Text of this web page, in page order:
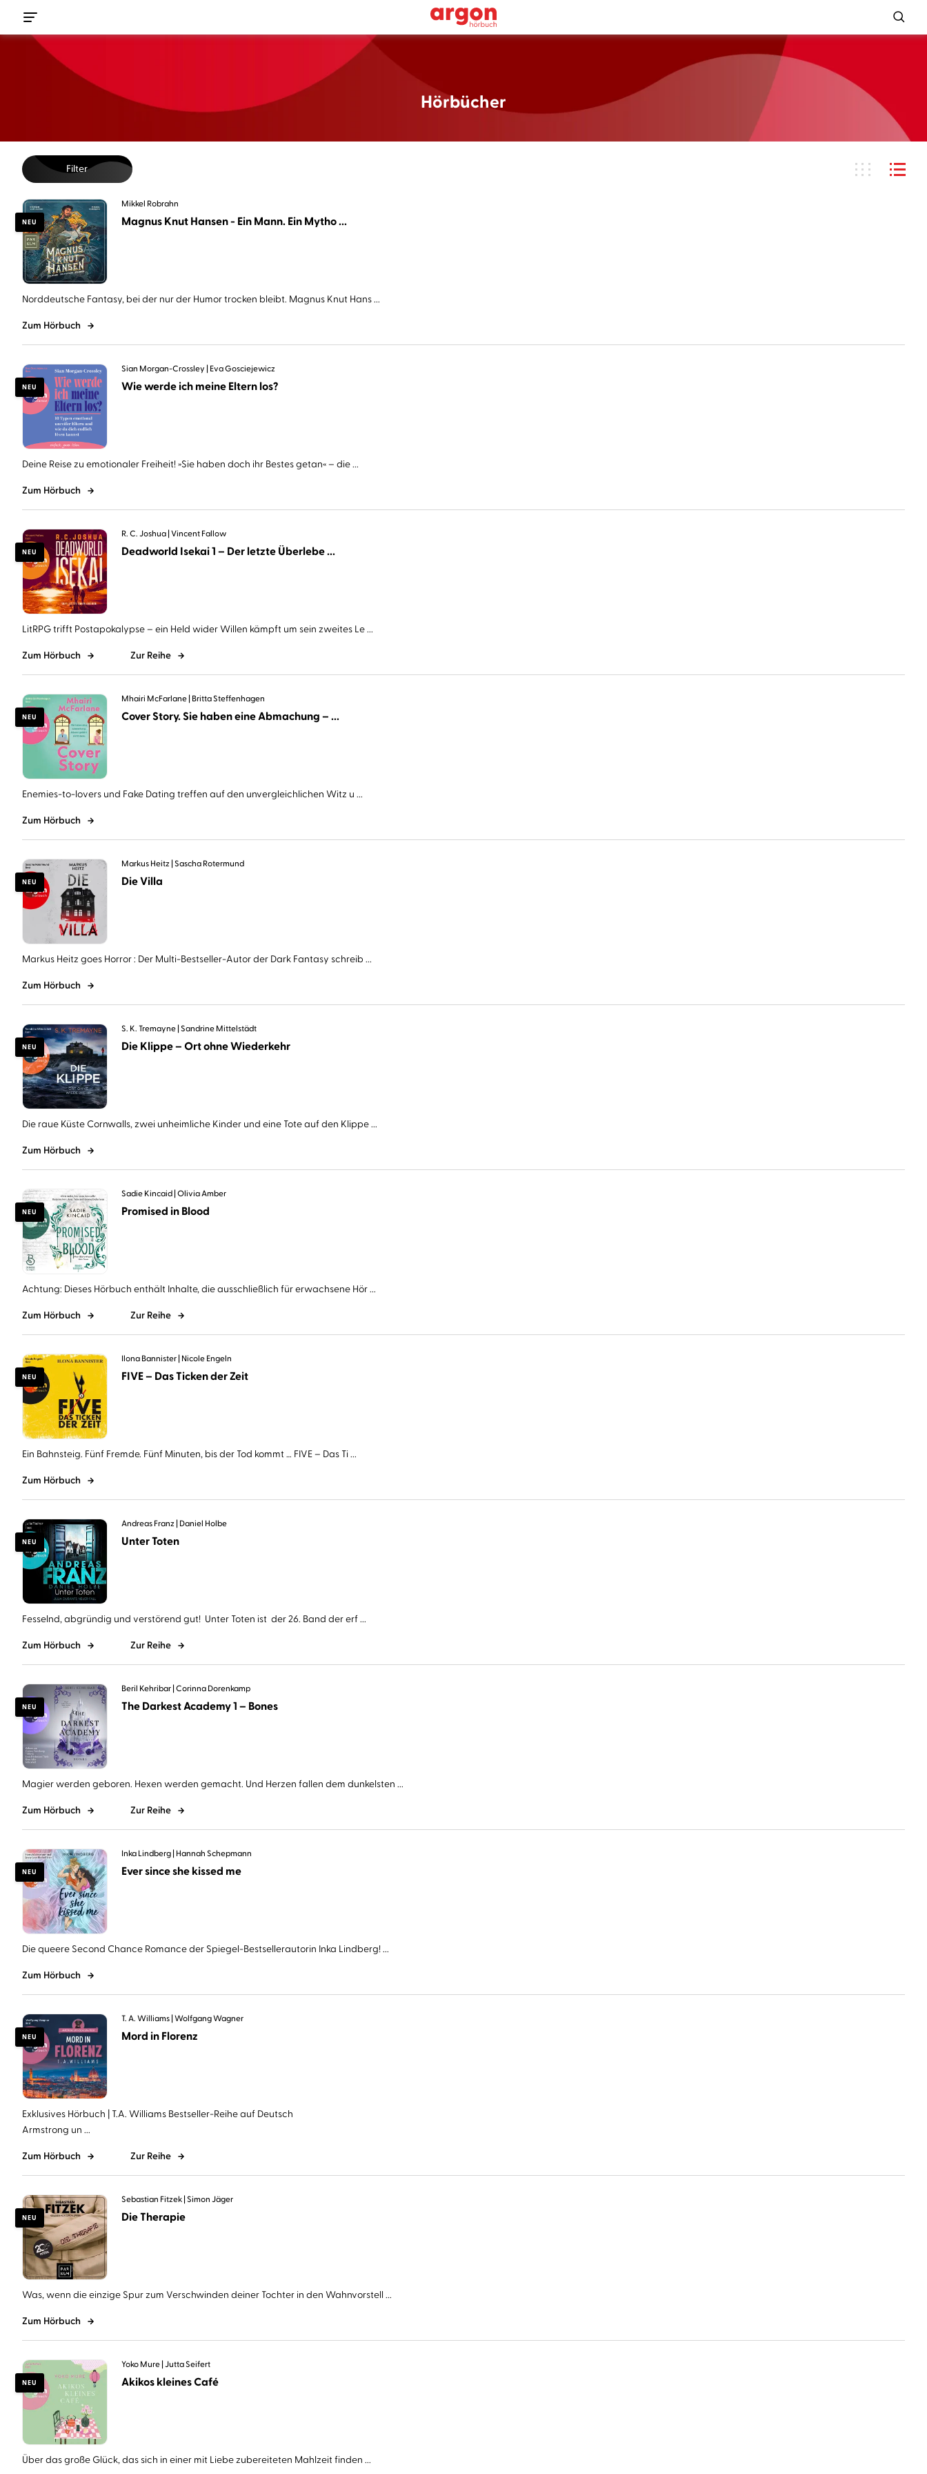
Hörbücher
Filter
NEU
Mikkel Robrahn
Magnus Knut Hansen - Ein Mann. Ein Mytho ...
Norddeutsche Fantasy, bei der nur der Humor trocken bleibt. Magnus Knut Hans ...
Zum Hörbuch
NEU
Sian Morgan-Crossley Eva Gosciejewicz
Wie werde ich meine Eltern los?
Deine Reise zu emotionaler Freiheit! »Sie haben doch ihr Bestes getan« – die ...
Zum Hörbuch
NEU
R. C. Joshua Vincent Fallow
Deadworld Isekai 1 – Der letzte Überlebe ...
LitRPG trifft Postapokalypse – ein Held wider Willen kämpft um sein zweites Le ...
Zum Hörbuch Zur Reihe
NEU
Mhairi McFarlane Britta Steffenhagen
Cover Story. Sie haben eine Abmachung – ...
Enemies-to-lovers und Fake Dating treffen auf den unvergleichlichen Witz u ...
Zum Hörbuch
NEU
Markus Heitz Sascha Rotermund
Die Villa
Markus Heitz goes Horror : Der Multi-Bestseller-Autor der Dark Fantasy schreib ...
Zum Hörbuch
NEU
S. K. Tremayne Sandrine Mittelstädt
Die Klippe – Ort ohne Wiederkehr
Die raue Küste Cornwalls, zwei unheimliche Kinder und eine Tote auf den Klippe ...
Zum Hörbuch
NEU
Sadie Kincaid Olivia Amber
Promised in Blood
Achtung: Dieses Hörbuch enthält Inhalte, die ausschließlich für erwachsene Hör ...
Zum Hörbuch Zur Reihe
NEU
Ilona Bannister Nicole Engeln
FIVE – Das Ticken der Zeit
Ein Bahnsteig. Fünf Fremde. Fünf Minuten, bis der Tod kommt … FIVE – Das Ti ...
Zum Hörbuch
NEU
Andreas Franz Daniel Holbe
Unter Toten
Fesselnd, abgründig und verstörend gut! Unter Toten ist der 26. Band der erf ...
Zum Hörbuch Zur Reihe
NEU
Beril Kehribar Corinna Dorenkamp
The Darkest Academy 1 – Bones
Magier werden geboren. Hexen werden gemacht. Und Herzen fallen dem dunkelsten ...
Zum Hörbuch Zur Reihe
NEU
Inka Lindberg Hannah Schepmann
Ever since she kissed me
Die queere Second Chance Romance der Spiegel-Bestsellerautorin Inka Lindberg! ...
Zum Hörbuch
NEU
T. A. Williams Wolfgang Wagner
Mord in Florenz
Exklusives Hörbuch | T.A. Williams Bestseller-Reihe auf Deutsch
Armstrong un ...
Zum Hörbuch Zur Reihe
NEU
Sebastian Fitzek Simon Jäger
Die Therapie
Was, wenn die einzige Spur zum Verschwinden deiner Tochter in den Wahnvorstell ...
Zum Hörbuch
NEU
Yoko Mure Jutta Seifert
Akikos kleines Café
Über das große Glück, das sich in einer mit Liebe zubereiteten Mahlzeit finden ...